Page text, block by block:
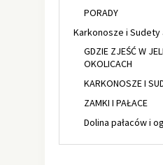
PORADY
Karkonosze i Sudety
GDZIE ZJEŚĆ W
OKOLICACH
KARKONOSZE I
ZAMKI I PAŁACE
Dolina pałaców i